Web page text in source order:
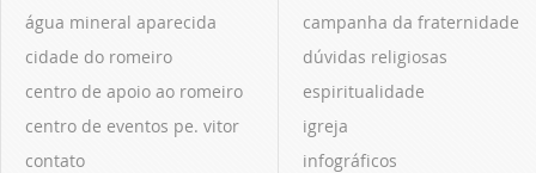
água mineral aparecida
cidade do romeiro
centro de apoio ao romeiro
centro de eventos pe. vitor
contato
campanha da fraternidade
dúvidas religiosas
espiritualidade
igreja
infográficos